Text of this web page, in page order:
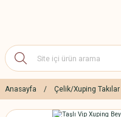
Anasayfa Çelik/Xuping Takılar